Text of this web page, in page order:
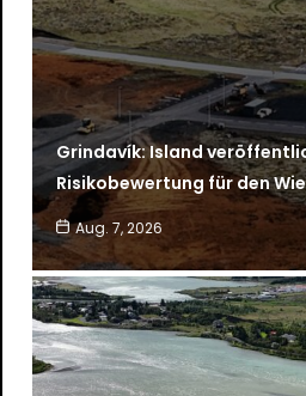
Grindavík: Island
Risikobewertung für den
Aug. 7, 2026